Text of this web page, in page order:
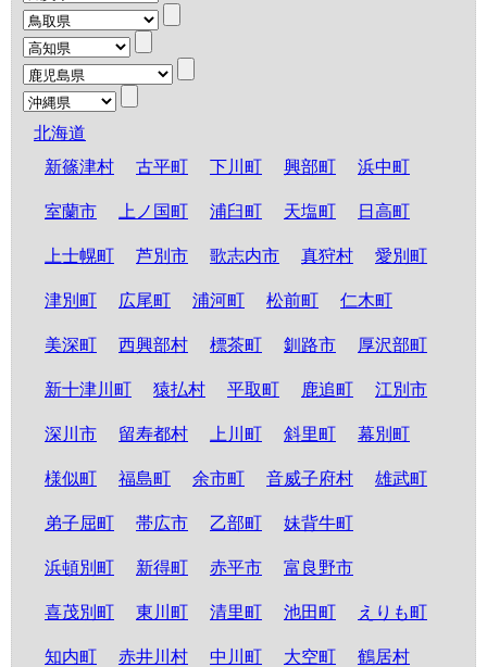
北海道
新篠津村
古平町 下川町 興部町 浜中町
室蘭市 上ノ国町 浦臼町 天塩町 日高町
上士幌町 芦別市 歌志内市 真狩村 愛別町
津別町 広尾町 浦河町 松前町 仁木町
美深町 西興部村 標茶町 釧路市 厚沢部町
新十津川町 猿払村 平取町 鹿追町 江別市
深川市 留寿都村 上川町 斜里町 幕別町
様似町 福島町 余市町 音威子府村 雄武町
弟子屈町 帯広市 乙部町 妹背牛町
浜頓別町 新得町 赤平市 富良野市
喜茂別町 東川町 清里町 池田町 えりも町
知内町 赤井川村 中川町 大空町 鶴居村